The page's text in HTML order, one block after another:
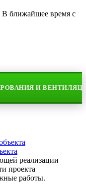
ближайшее время с
И ВЕНТИЛЯЦИИ
реализации
проекта
работы.